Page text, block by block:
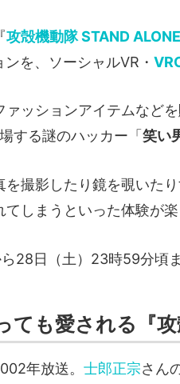
攻殻機動隊 STAND
を、ソーシャルVR・
ッションアイテムなど
する謎のハッカー「 笑い
撮影したり鏡を覗いた
しまうといった体験が楽
28日（土）23時59分頃ま
も愛される『攻
年放送。 士郎正宗さん